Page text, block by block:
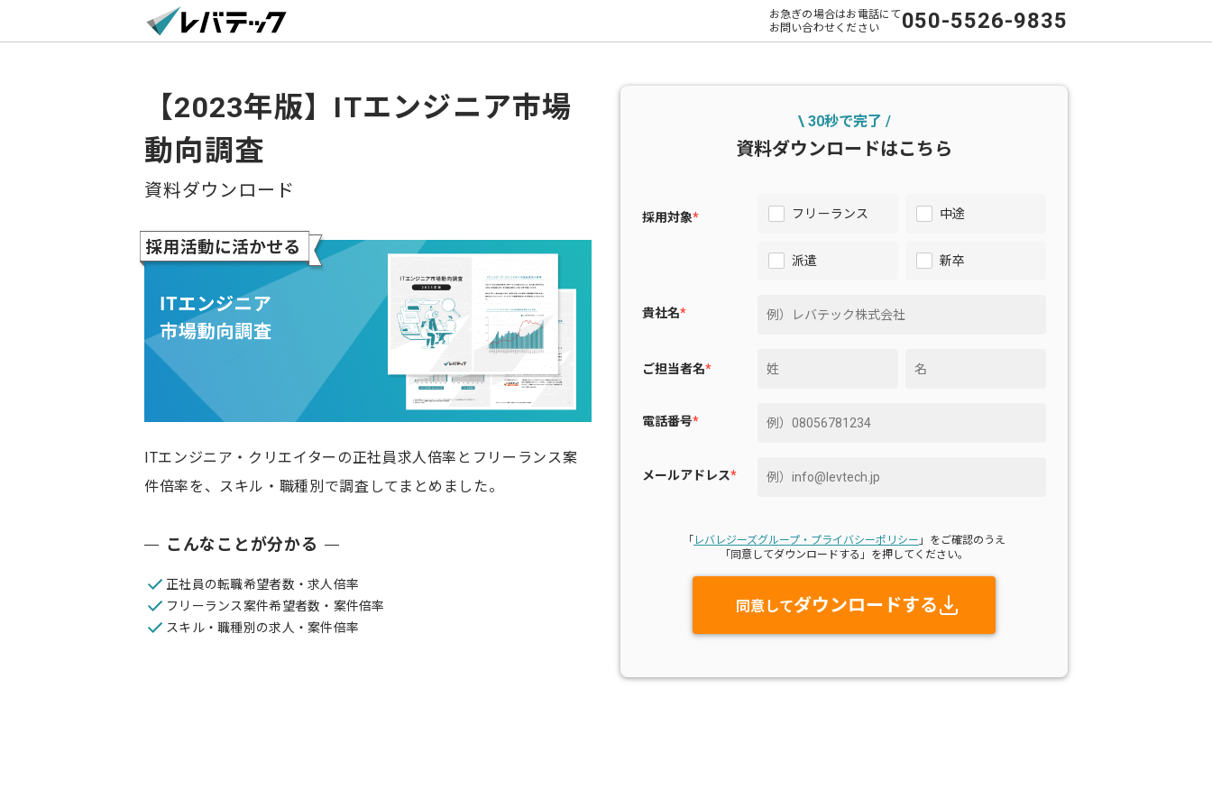
お急ぎの場合はお電話にて
お問い合わせください
050-5526-9835
【2023年版】ITエンジニア市場
動向調査
資料ダウンロード
ITエンジニア・クリエイターの正社員求人倍率とフリーランス案
件倍率を、スキル・職種別で調査してまとめました。
こんなことが分かる
正社員の転職希望者数・求人倍率
フリーランス案件希望者数・案件倍率
スキル・職種別の求人・案件倍率
\ 30秒で完了 /
資料ダウンロードはこちら
採用対象* フリーランス 中途
派遣 新卒
貴社名*
ご担当者名*
電話番号*
メールアドレス*
「 レバレジーズグループ・プライバシーポリシー 」をご確認のうえ
「同意してダウンロードする」を押してください。
同意してダウンロードする